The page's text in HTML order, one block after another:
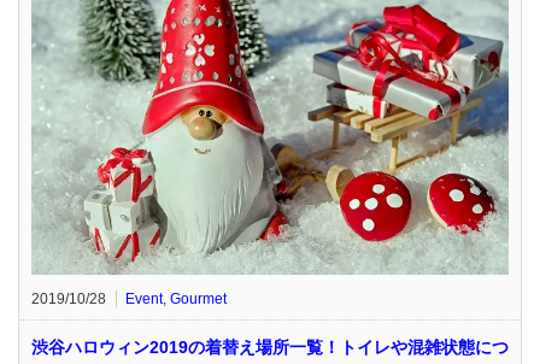
2019/10/28 Event, Gourmet
渋谷ハロウィン2019の着替え場所一覧！トイレや混雑状態につ